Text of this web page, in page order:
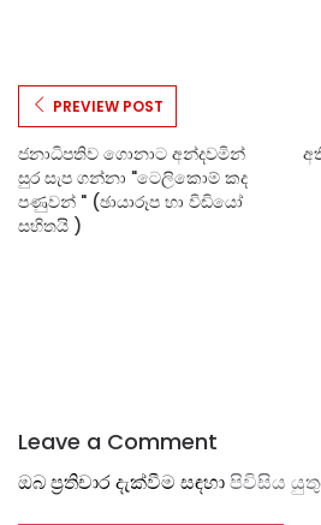
PREVIEW POST
ජනාධිපතිව ගොනාට අන්දවමින්
සුර සැප ගන්නා "ටෙලිකොම් කද
පණුවන් " (ඡායාරූප හා විඩියෝ
සහිතයි )
Leave a Comment
ඔබ ප්‍රතිචාර දැක්වීම සඳහාපිවිසිය